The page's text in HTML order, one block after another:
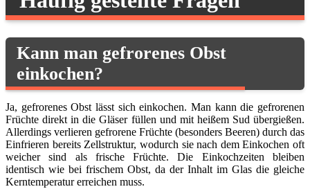
Kann man gefrorenes Obst
einkochen?
Ja, gefrorenes Obst lässt sich einkochen. Man kann die gefrorenen
Früchte direkt in die Gläser füllen und mit heißem Sud übergießen.
Allerdings verlieren gefrorene Früchte (besonders Beeren) durch das
Einfrieren bereits Zellstruktur, wodurch sie nach dem Einkochen oft
weicher sind als frische Früchte. Die Einkochzeiten bleiben
identisch wie bei frischem Obst, da der Inhalt im Glas die gleiche
Kerntemperatur erreichen muss.